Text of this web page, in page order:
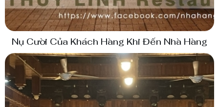
Nụ Cười Của Khách Hàng Khi Đến Nhà Hàng